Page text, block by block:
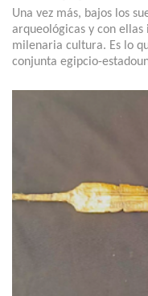
Una vez más, bajos los
arqueológicas y con
milenaria cultura. Es lo
conjunta egipcio-